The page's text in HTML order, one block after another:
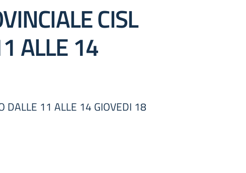
CISL
ALLE 14
DALLE 11 ALLE 14 GIOVEDI 18